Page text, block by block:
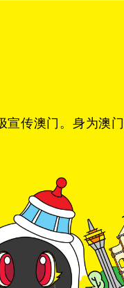
宣传澳门。身为澳